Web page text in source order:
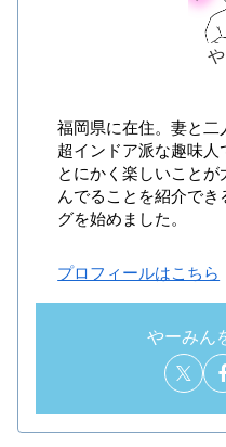
福岡県に在住。妻と二
超インドア派な趣味人
とにかく楽しいこと
んでることを紹介で
グを始めました。
プロフィールはこちら
やーみん